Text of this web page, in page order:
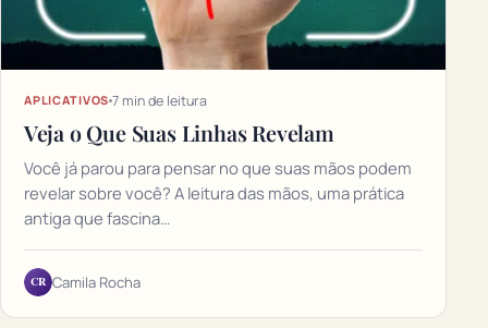
APLICATIVOS 7 min de leitura
Veja o Que Suas Linhas Revelam
Você já parou para pensar no que suas mãos podem
revelar sobre você? A leitura das mãos, uma prática
antiga que fascina…
CR Camila Rocha